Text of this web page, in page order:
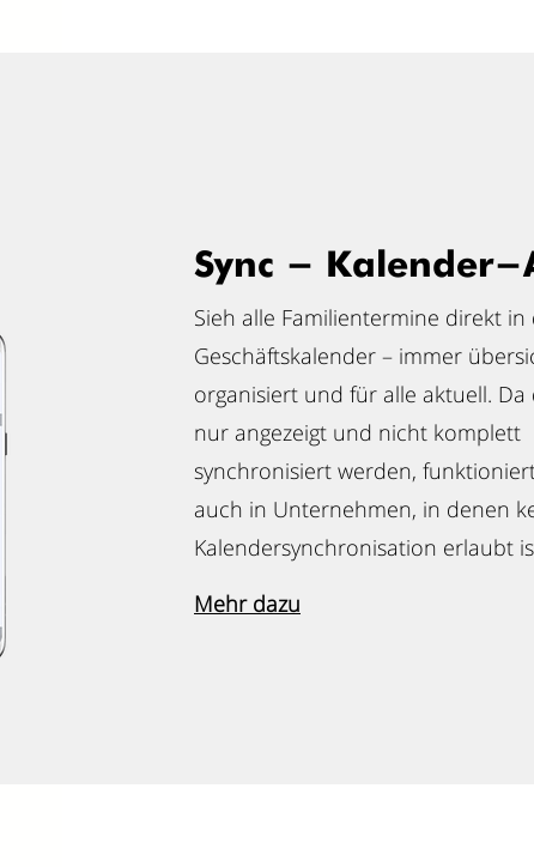
Sync - Kalender-
Sieh alle Familientermine direkt in
Geschäftskalender – immer
organisiert und für alle aktuell. Da
nur angezeigt und nicht komplett
synchronisiert werden,
auch in Unternehmen, in denen
Kalendersynchronisation erlaubt
Mehr dazu